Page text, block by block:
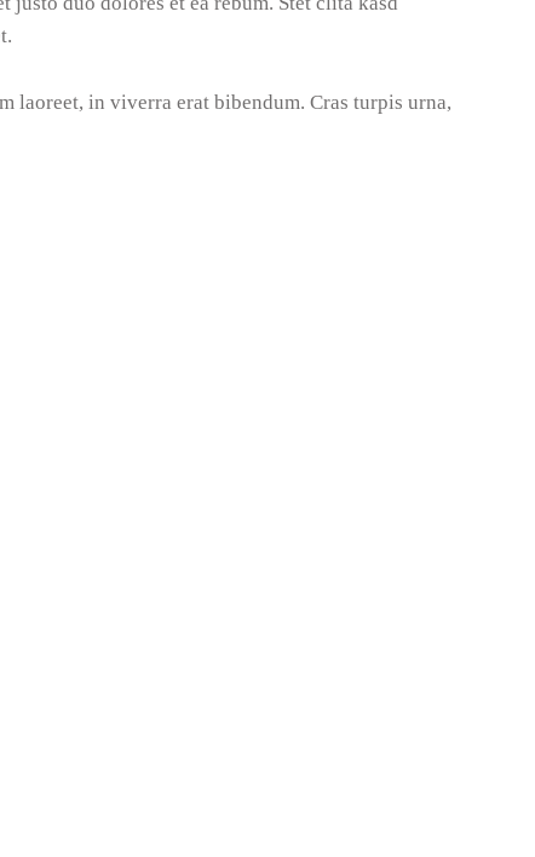
laoreet, in viverra erat bibendum. Cras turpis urna,